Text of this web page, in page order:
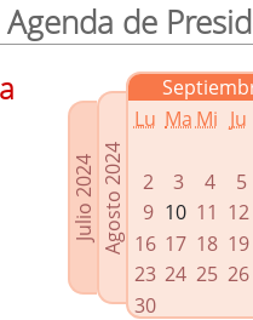
Enlaces relacionados
Presidencia
y Juntas de gobierno
Proyectos Europeos
Agenda de
Julio 2024Agosto 2024
Lu Ma Mi Ju
2
3 4 5
9 10 11 12
16 17 18 19
23 24 25 26
30